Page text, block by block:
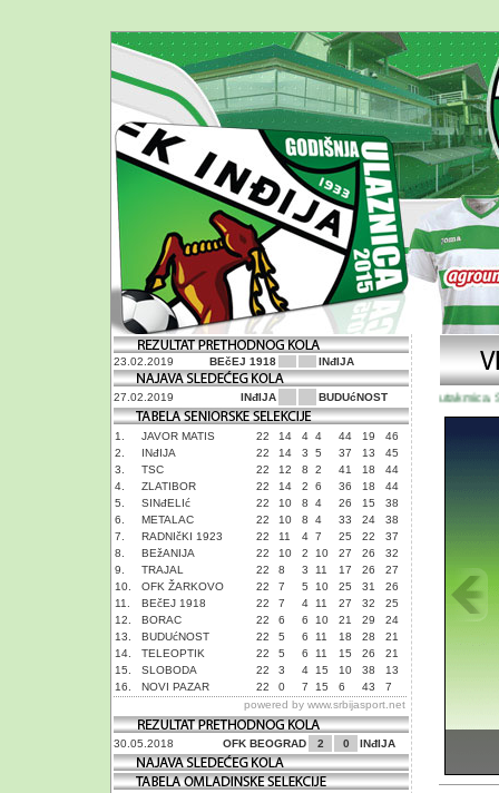
23.02.2019 BEčEJ 1918 INđIJA
27.02.2019 INđIJA BUDUćNOST
1. JAVOR MATIS 22 14 4 4 44 19
46
2.
INđIJA 22 14 3 5 37 13
45
3.
TSC 22 12 8 2 41 18
44
4.
ZLATIBOR 22 14 2 6 36 18
44
5.
SINđELIć 22 10 8 4 26 15
38
6.
METALAC 22 10 8 4 33 24
38
7.
RADNIčKI 1923 22 11 4 7 25 22
37
8.
BEžANIJA 22 10 2 10 27 26
32
9.
TRAJAL 22 8 3 11 17 26
27
10.
OFK ŽARKOVO 22 7 5 10 25 31
26
11.
BEčEJ 1918 22 7 4 11 27 32
25
12.
BORAC 22 6 6 10 21 29
24
13.
BUDUćNOST 22 5 6 11 18 28
21
14.
TELEOPTIK 22 5 6 11 15 26
21
15.
SLOBODA 22 3 4 15 10 38
13
16.
NOVI PAZAR 22 0 7 15 6 43
7
powered by www.srbijasport.net
30.05.2018 OFK BEOGRAD 2 0 INđIJA
Pripremna utakmica.